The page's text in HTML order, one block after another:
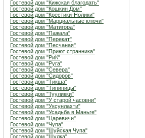
Гостевой дом "Кижская благодать"
Гостевой дом "Кошкин Дом"
Гостевой дом "Крестики-Нолики"
Гостевой дом "Марциальные ключи"
Гостевой дом "Матигора"
Гостевой дом "Пажала"
Гостевой дом "Перекат"
Гостевой дом "Песчаная"
Гостевой дом "Приют странника"
Гостевой дом "РиК"
Гостевой дом "Руга"
Гостевой дом "Севера"
Гостевой дом "Сидоров"
Гостевой дом "Тикша"
Гостевой дом "Типиницы"
Гостевой дом "Тууликки"
Гостевой дом "У старой часовни"
Гостевой дом "Уксунлахти"
Гостевой дом "Усадьба в Маньге"
Гостевой дом "Царевичи"
Гостевой дом "Чупа"
Гостевой дом "Шуйская Чупа"
Гостевой дом "Шулка"